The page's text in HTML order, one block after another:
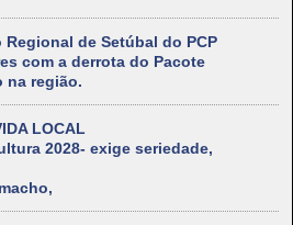
de Setúbal do PCP
com a derrota do Pacote
na região.
LOCAL
2028- exige seriedade,